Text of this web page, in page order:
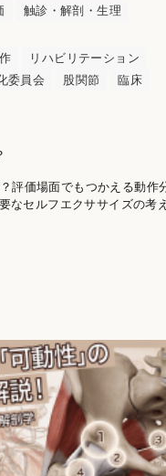
触診・解剖・生理
リハビリテーション
委員会 股関節
臨床
評価場面でもつかえる動作
なセルフエクササイズの考